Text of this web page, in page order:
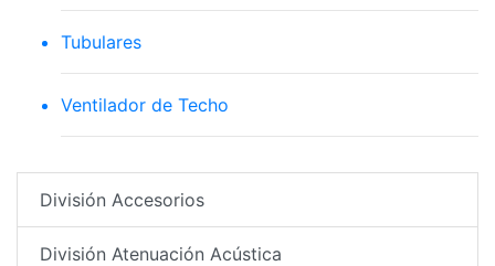
Tubulares
Ventilador de Techo
División Accesorios
División Atenuación Acústica